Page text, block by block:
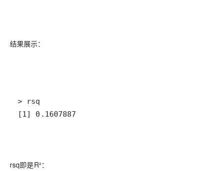
结果展示：
[1] 0.1607887
rsq即是R²：